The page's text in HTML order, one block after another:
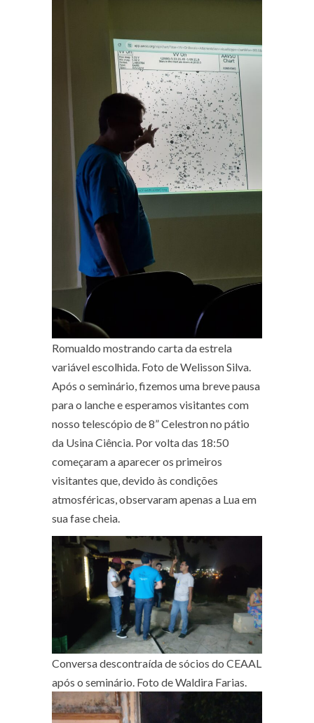
Romualdo mostrando carta da estrela
variável escolhida. Foto de Welisson Silva.
Após o seminário, fizemos uma breve pausa
para o lanche e esperamos visitantes com
nosso telescópio de 8” Celestron no pátio
da Usina Ciência. Por volta das 18:50
começaram a aparecer os primeiros
visitantes que, devido às condições
atmosféricas, observaram apenas a Lua em
sua fase cheia.
Conversa descontraída de sócios do CEAAL
após o seminário. Foto de Waldira Farias.